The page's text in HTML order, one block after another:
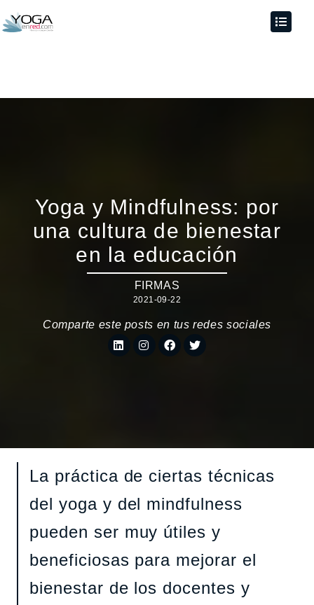
Yoga y Mindfulness: por
una cultura de bienestar
en la educación
FIRMAS
2021-09-22
Comparte este posts en tus redes sociales
La práctica de ciertas técnicas
del yoga y del mindfulness
pueden ser muy útiles y
beneficiosas para mejorar el
bienestar de los docentes y